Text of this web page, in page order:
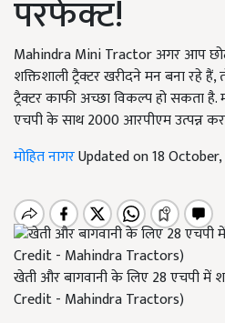
परफेक्ट!
Mahindra Mini Tractor अगर आप
शक्तिशाली ट्रैक्टर खरीदने मन बना रहे
ट्रैक्टर काफी अच्छा विकल्प हो सकता है.
एचपी के साथ 2000 आरपीएम उत्पन्न
मोहित नागरUpdated on 18
खेती और बागवानी के लिए 28 एचपी में
Credit - Mahindra Tractors)